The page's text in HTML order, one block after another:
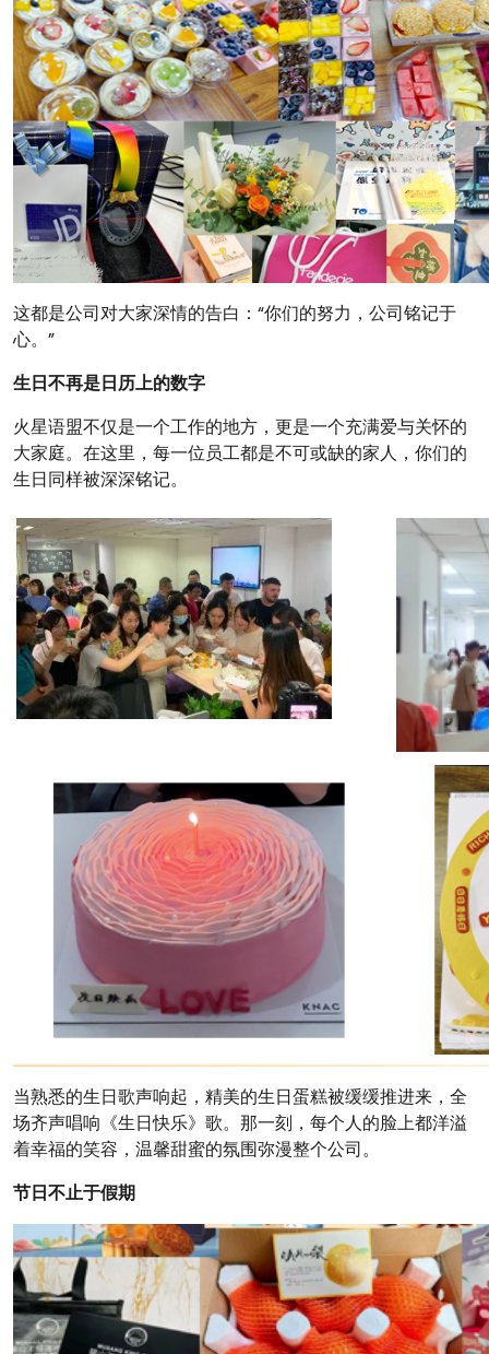
这都是公司对大家深情的告白：“你们的努力，公司铭记于
心。”
生日不再是日历上的数字
火星语盟不仅是一个工作的地方，更是一个充满爱与关怀的
大家庭。在这里，每一位员工都是不可或缺的家人，你们的
生日同样被深深铭记。
当熟悉的生日歌声响起，精美的生日蛋糕被缓缓推进来，全
场齐声唱响《生日快乐》歌。那一刻，每个人的脸上都洋溢
着幸福的笑容，温馨甜蜜的氛围弥漫整个公司。
节日不止于假期